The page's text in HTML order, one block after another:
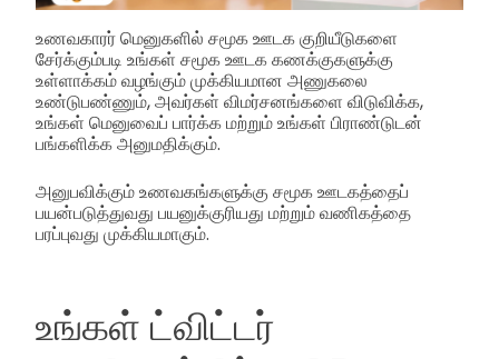
உணவகாரர் மெனுகளில் சமூக ஊடக குறியீடுகளை
சேர்க்கும்படி உங்கள் சமூக ஊடக கணக்குகளுக்கு
உள்ளாக்கம் வழங்கும் முக்கியமான அணுகலை
உண்டுபண்ணும், அவர்கள் விமர்சனங்களை விடுவிக்க,
உங்கள் மெனுவைப் பார்க்க மற்றும் உங்கள் பிராண்டுடன்
பங்களிக்க அனுமதிக்கும்.
அனுபவிக்கும் உணவகங்களுக்கு சமூக ஊடகத்தைப்
பயன்படுத்துவது பயனுக்குரியது மற்றும் வணிகத்தை
பரப்புவது முக்கியமாகும்.
உங்கள் ட்விட்டர்